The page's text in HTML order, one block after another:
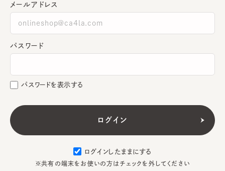
メールアドレス
パスワード
パスワードを表示する
ログインしたままにする
※共有の端末をお使いの方はチェックを外してください